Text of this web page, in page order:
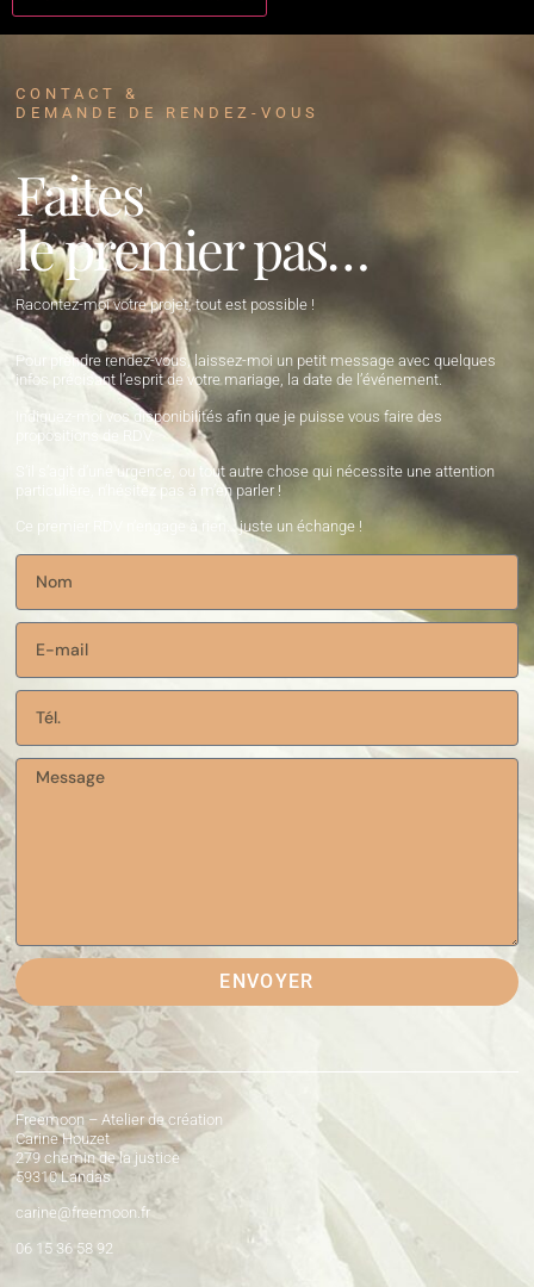
CONTACT &
DEMANDE DE RENDEZ-VOUS
Faites
le premier pas…
Racontez-moi votre projet, tout est possible !
Pour prendre rendez-vous, laissez-moi un petit message avec quelques
infos précisant l’esprit de votre mariage, la date de l’événement.
Indiquez-moi vos disponibilités afin que je puisse vous faire des
propositions de RDV.
S’il s’agit d’une urgence, ou tout autre chose qui nécessite une attention
particulière, n’hésitez pas à m’en parler !
Ce premier RDV n’engage à rien… juste un échange !
ENVOYER
Freemoon – Atelier de création
Carine Houzet
279 chemin de la justice
59310 Landas
carine@freemoon.fr
06 15 36 58 92